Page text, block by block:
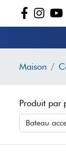
Maison
Produit par